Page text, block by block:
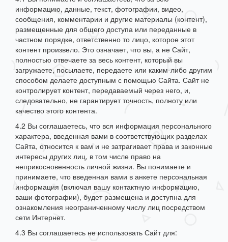
информацию, данные, текст, фотографии, видео,
сообщения, комментарии и другие материалы (контент),
размещенные для общего доступа или переданные в
частном порядке, ответственно то лицо, которое этот
контент произвело. Это означает, что вы, а не Сайт,
полностью отвечаете за весь контент, который вы
загружаете, посылаете, передаете или каким-либо другим
способом делаете доступным с помощью Сайта. Сайт не
контролирует контент, передаваемый через него, и,
следовательно, не гарантирует точность, полноту или
качество этого контента.
4.2 Вы соглашаетесь, что вся информация персонального
характера, введенная вами в соответствующих разделах
Сайта, относится к вам и не затрагивает права и законные
интересы других лиц, в том числе право на
неприкосновенность личной жизни. Вы понимаете и
принимаете, что введенная вами в анкете персональная
информация (включая вашу контактную информацию,
ваши фотографии), будет размещена и доступна для
ознакомления неограниченному числу лиц посредством
сети Интернет.
4.3 Вы соглашаетесь не использовать Сайт для: